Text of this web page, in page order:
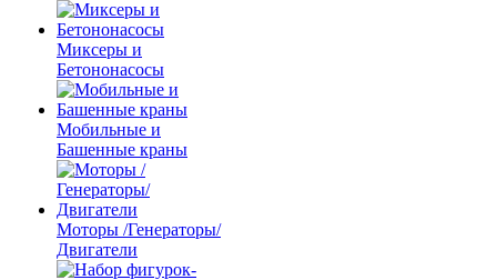
Миксеры и
Бетононасосы
Мобильные и
Башенные краны
Моторы /Генераторы/
Двигатели